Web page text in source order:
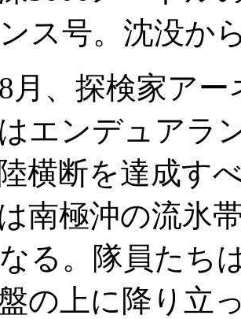
ス号。沈没か
月、探検家ア
エンデュアラ
横断を達成す
南極沖の流氷
る。隊員たち
の上に降り立